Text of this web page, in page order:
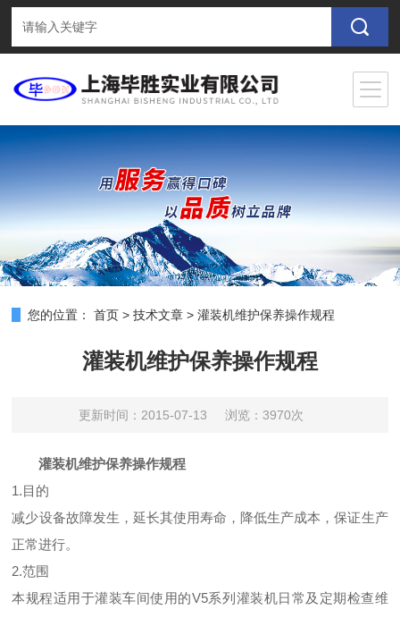
您的位置： 首页 >技术文章 >灌装机维护保养操作规程
灌装机维护保养操作规程
更新时间：2015-07-13 浏览：3970次
灌装机维护保养操作规程
1.目的
减少设备故障发生，延长其使用寿命，降低生产成本，保证生产
正常进行。
2.范围
本规程适用于灌装车间使用的V5系列灌装机日常及定期检查维